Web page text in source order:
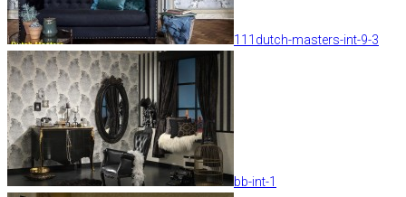
111dutch-masters-int-9-3
bb-int-1